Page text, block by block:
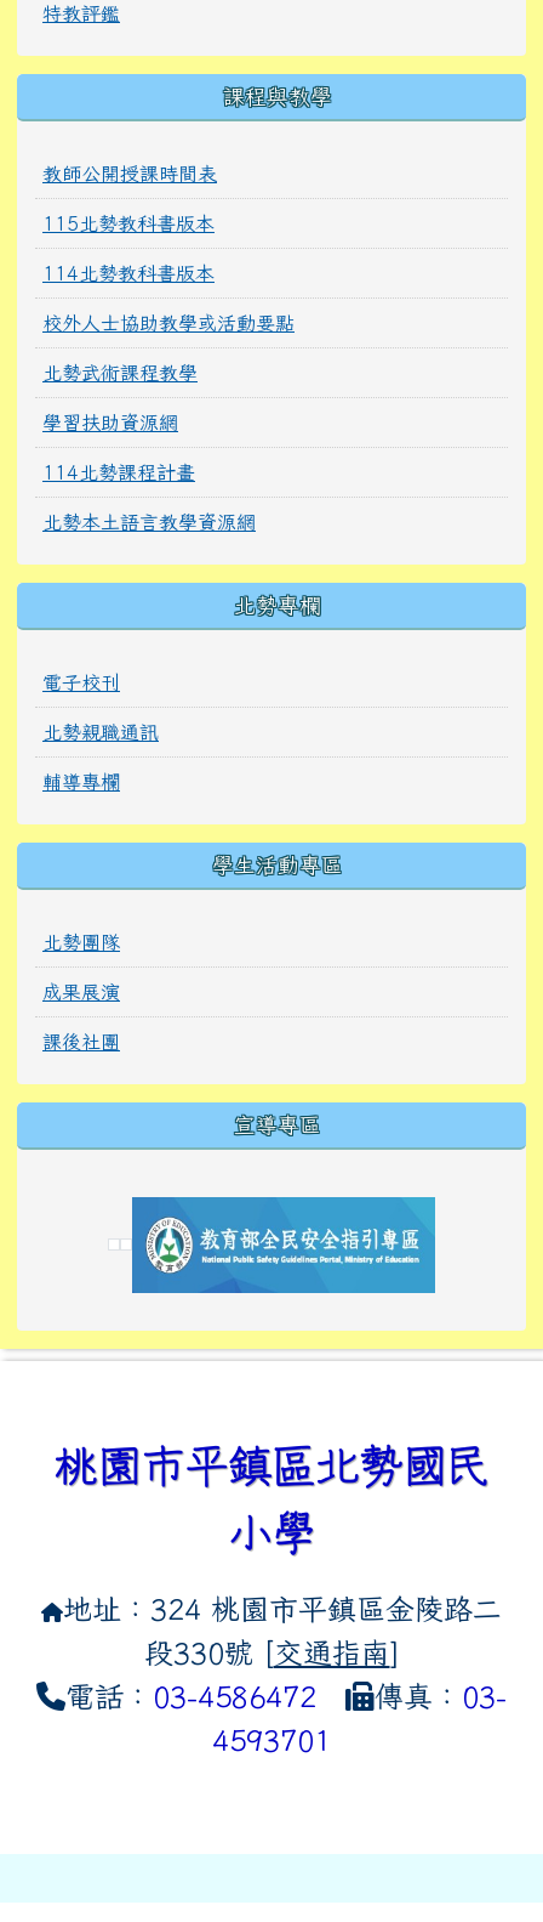
特教評鑑
課程與教學
教師公開授課時間表
115北勢教科書版本
114北勢教科書版本
校外人士協助教學或活動要點
北勢武術課程教學
學習扶助資源網
114北勢課程計畫
北勢本土語言教學資源網
北勢專欄
電子校刊
北勢親職通訊
輔導專欄
學生活動專區
北勢團隊
成果展演
課後社團
宣導專區
link to https://
link to https://10000.gov.tw/
link to https://
link to https://10000.gov.tw/
link to https://
link to https://
link to https://i.win.org.tw/
link to https://
link to https://
link to https://
link to https://
桃園市平鎮區北勢國民
小學
地址：324 桃園市平鎮區金陵路二
段330號 [交通指南]
電話： 03-4586472 傳真： 03-
4593701